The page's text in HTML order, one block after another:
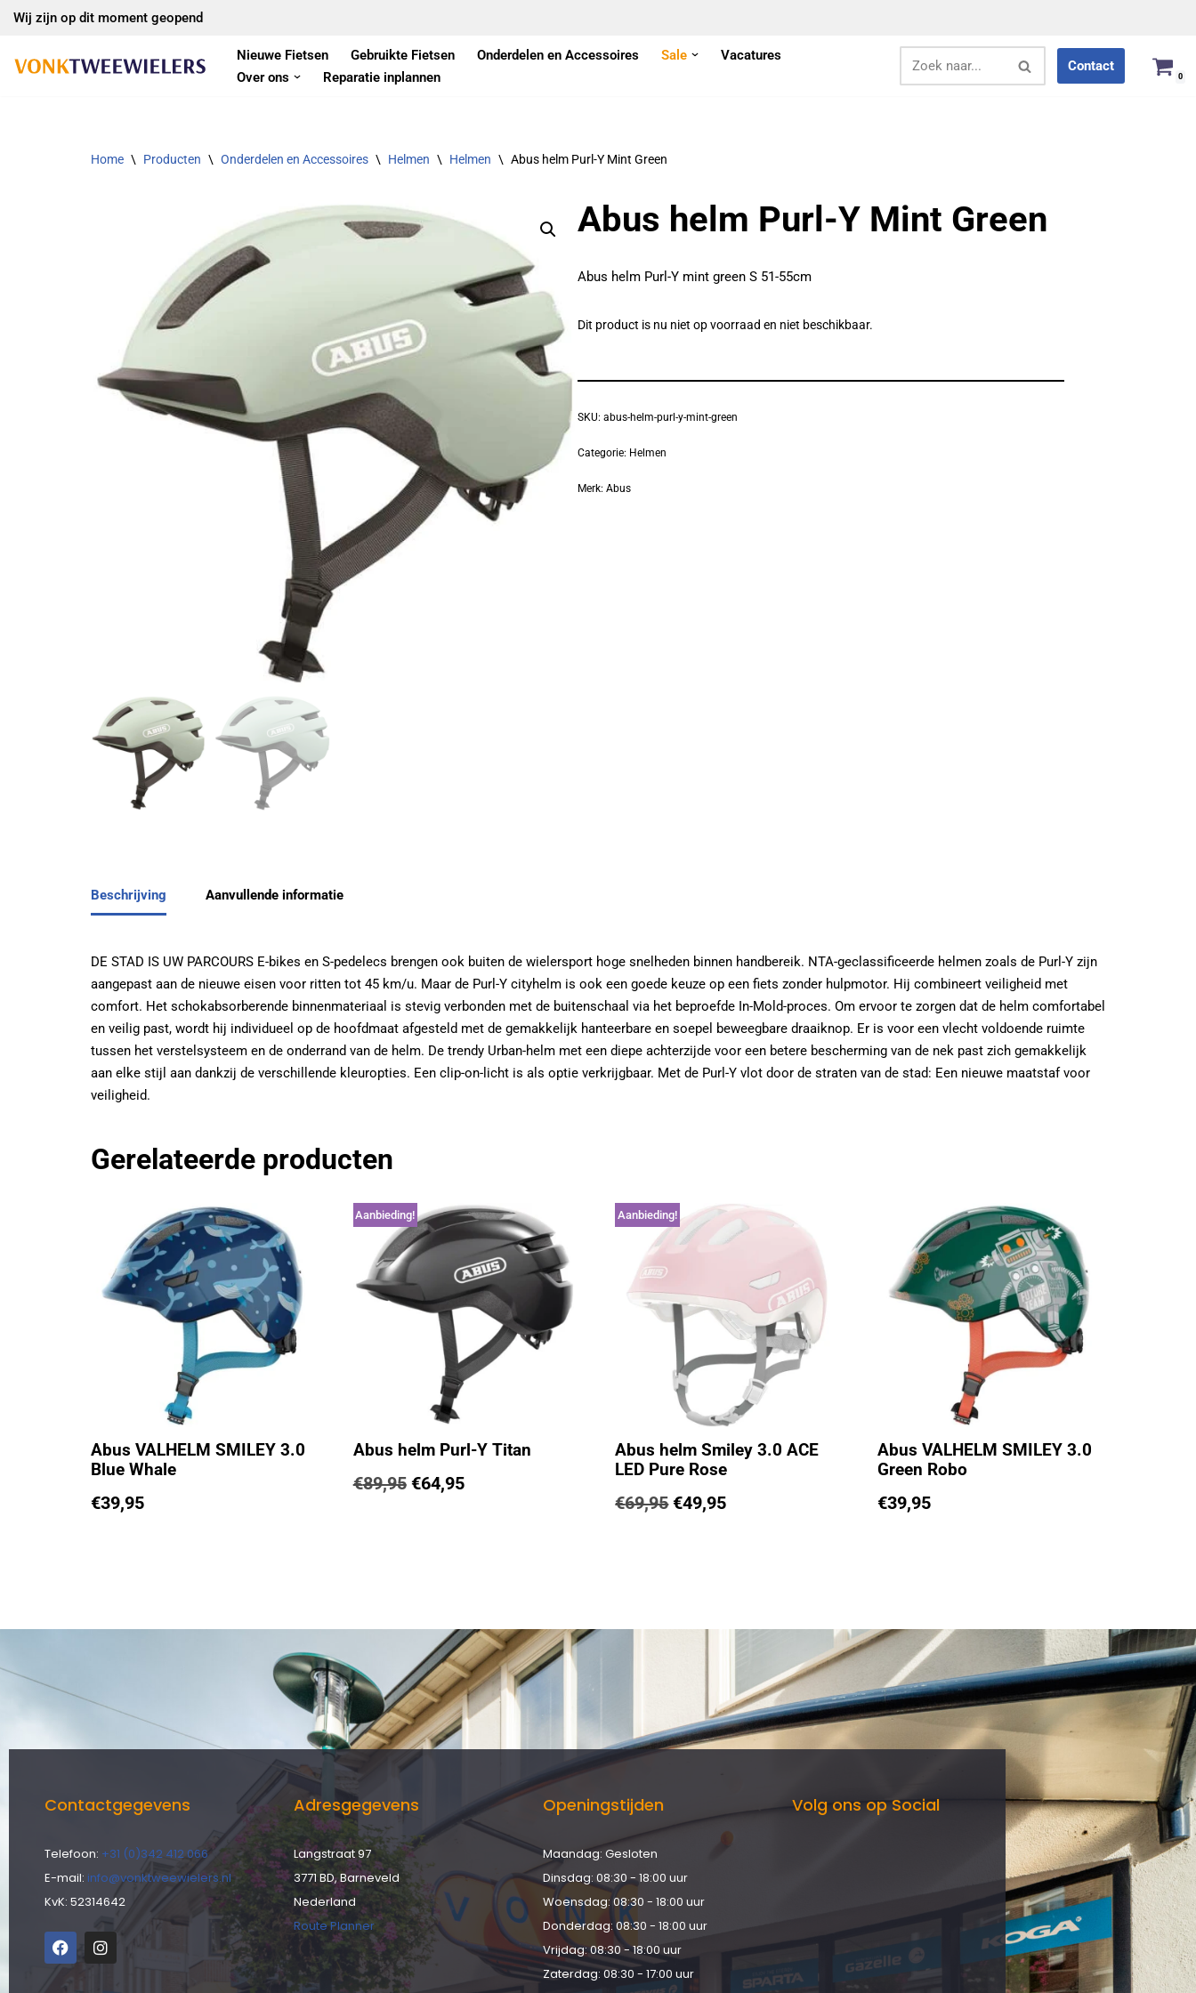
naar
Wij zijn op dit moment geopend
Nieuwe Fietsen Gebruikte Fietsen Onderdelen en Accessoires Sale
Vacatures
Over ons
Reparatie inplannen
Contact
0
Home \ Producten \ Onderdelen en Accessoires \ Helmen \ Helmen \ Abus helm Purl-Y Mint Green
Abus helm Purl-Y Mint Green
Abus helm Purl-Y mint green S 51-55cm
Dit product is nu niet op voorraad en niet beschikbaar.
SKU:abus-helm-purl-y-mint-green
Categorie: Helmen
Merk:Abus
Beschrijving Aanvullende informatie
DE STAD IS UW PARCOURS E-bikes en S-pedelecs brengen ook buiten de wielersport hoge snelheden binnen handbereik. NTA-geclassificeerde helmen zoals de Purl-Y zijn
aangepast aan de nieuwe eisen voor ritten tot 45 km/u. Maar de Purl-Y cityhelm is ook een goede keuze op een fiets zonder hulpmotor. Hij combineert veiligheid met
comfort. Het schokabsorberende binnenmateriaal is stevig verbonden met de buitenschaal via het beproefde In-Mold-proces. Om ervoor te zorgen dat de helm comfortabel
en veilig past, wordt hij individueel op de hoofdmaat afgesteld met de gemakkelijk hanteerbare en soepel beweegbare draaiknop. Er is voor een vlecht voldoende ruimte
tussen het verstelsysteem en de onderrand van de helm. De trendy Urban-helm met een diepe achterzijde voor een betere bescherming van de nek past zich gemakkelijk
aan elke stijl aan dankzij de verschillende kleuropties. Een clip-on-licht is als optie verkrijgbaar. Met de Purl-Y vlot door de straten van de stad: Een nieuwe maatstaf voor
veiligheid.
Gerelateerde producten
Abus VALHELM SMILEY 3.0
Blue Whale
€39,95
Aanbieding!
Abus helm Purl-Y Titan
€89,95 €64,95
Aanbieding!
Abus helm Smiley 3.0 ACE
LED Pure Rose
€69,95 €49,95
Abus VALHELM SMILEY 3.0
Green Robo
€39,95
Contactgegevens
Telefoon: +31 (0)342 412 066
E-mail: info@vonktweewielers.nl
KvK: 52314642
Adresgegevens
Langstraat 97
3771 BD, Barneveld
Nederland
Route Planner
Openingstijden
Maandag: Gesloten
Dinsdag: 08:30 - 18:00 uur
Woensdag: 08:30 - 18:00 uur
Donderdag: 08:30 - 18:00 uur
Vrijdag: 08:30 - 18:00 uur
Zaterdag: 08:30 - 17:00 uur
Volg ons op Social